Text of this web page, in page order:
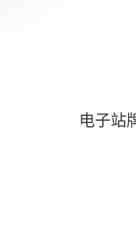
电子站